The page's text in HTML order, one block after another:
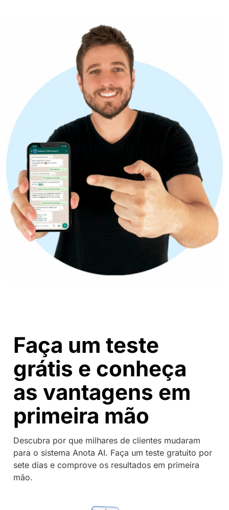
Faça um teste
grátis e conheça
as vantagens em
primeira mão
Descubra por que milhares de clientes mudaram
para o sistema Anota AI. Faça um teste gratuito por
sete dias e comprove os resultados em primeira
mão.